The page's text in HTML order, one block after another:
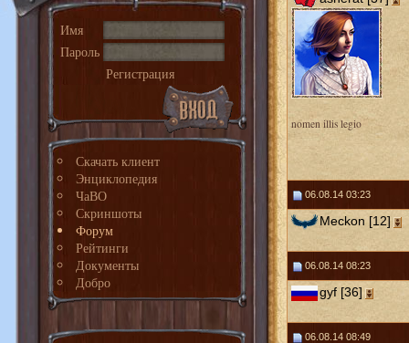
Имя
Пароль
Регистрация
Скачать клиент
Энциклопедия
ЧаВО
Скриншоты
Форум
Рейтинги
Документы
Добро
nomen illis legio
06.08.14 03:23
Meckon [12]
06.08.14 08:23
gyf [36]
06.08.14 08:49